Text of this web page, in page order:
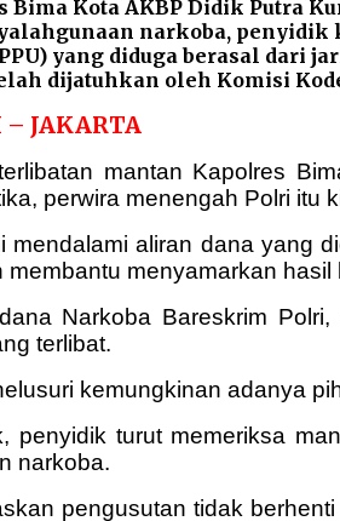
Bima Kota AKBP Didik Putra
narkoba,
yang diduga berasal dari
dijatuhkan oleh Komisi
– JAKARTA
mantan Kapolres
perwira menengah Polri
mendalami aliran dana yang
membantu menyamarkan
Narkoba Bareskrim
terlibat.
kemungkinan adanya
penyidik turut memeriksa
narkoba.
pengusutan tidak